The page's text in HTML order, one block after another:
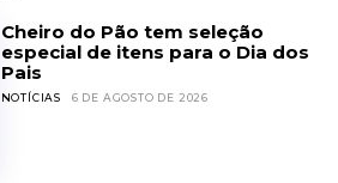
Cheiro do Pão tem seleção
especial de itens para o Dia dos
Pais
NOTÍCIAS 6 DE AGOSTO DE 2026